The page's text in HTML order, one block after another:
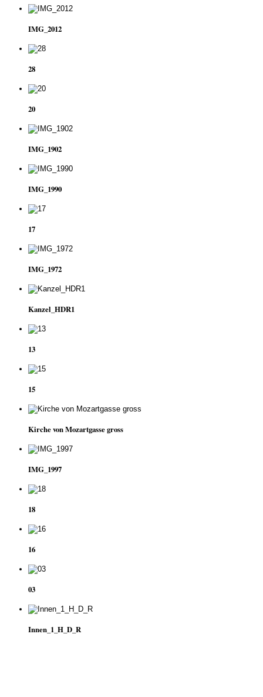
IMG_2012
28
20
IMG_1902
IMG_1990
17
IMG_1972
Kanzel_HDR1
13
15
Kirche von Mozartgasse gross
IMG_1997
18
16
03
Innen_1_H_D_R